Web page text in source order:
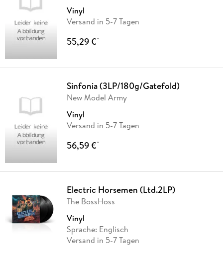
Vinyl
Versand in 5-7 Tagen
55,29 €*
Sinfonia (3LP/180g/Gatefold)
New Model Army
Vinyl
Versand in 5-7 Tagen
56,59 €*
Electric Horsemen (Ltd.2LP)
The BossHoss
Vinyl
Sprache: Englisch
Versand in 5-7 Tagen